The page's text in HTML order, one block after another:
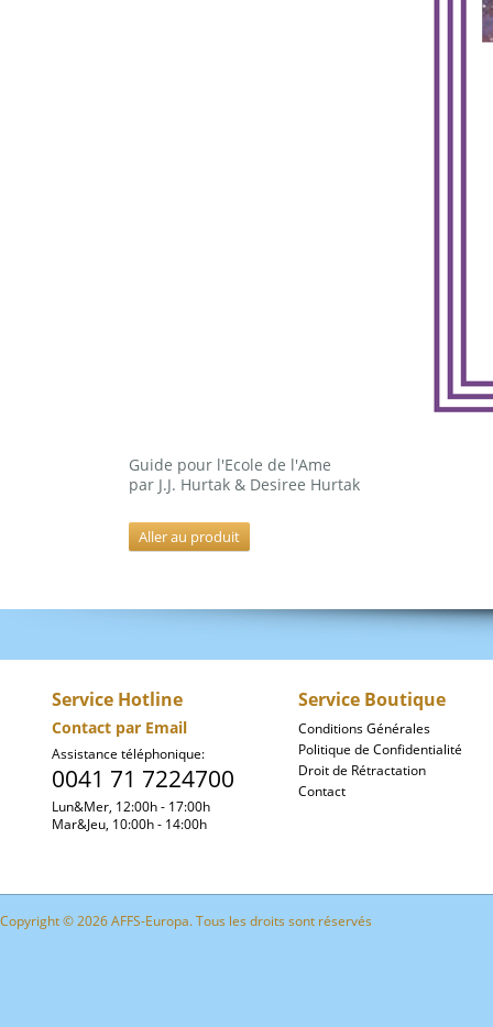
Guide pour l'Ecole de l'Ame
par J.J. Hurtak & Desiree Hurtak
Aller au produit
Service Hotline
Contact par Email
Assistance téléphonique:
0041 71 7224700
Lun&Mer, 12:00h - 17:00h
Mar&Jeu, 10:00h - 14:00h
Service Boutique
Conditions Générales
Politique de Confidentialité
Droit de Rétractation
Contact
Copyright © 2026 AFFS-Europa. Tous les droits sont réservés